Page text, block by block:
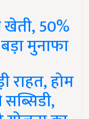
50%
मुनाफा
राहत, होम